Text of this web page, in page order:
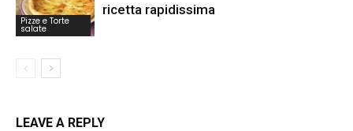
Pizze e Torte
salate
ricetta rapidissima
LEAVE A REPLY